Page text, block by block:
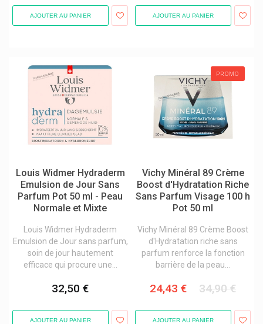
Gommage visage et peeling
Hydratant visage
Peau grasse
Peau normale
Peau sensible / Peau irritée
Peau sèche
Peau terne
Sérum
Olivenöl Medipharma
Pca Skin Cosmétique
Uriage Eau Thermale Uriage Bébé
Vichy Cosmétique
Weleda Cosmétique Bio Naturelle
AJOUTER AU PANIER AJOUTER AU PANIER
Louis Widmer Hydraderm
Emulsion de Jour Sans
Parfum Pot 50 ml - Peau
Normale et Mixte
Louis Widmer Hydraderm
Emulsion de Jour sans parfum,
soin de jour hautement
efficace qui procure une...
32,50 €
AJOUTER AU PANIER
PROMO
Vichy Minéral 89 Crème
Boost d'Hydratation Riche
Sans Parfum Visage 100 h
Pot 50 ml
Vichy Minéral 89 Crème Boost
d'Hydratation riche sans
parfum renforce la fonction
barrière de la peau...
24,43 € 34,90 €
AJOUTER AU PANIER